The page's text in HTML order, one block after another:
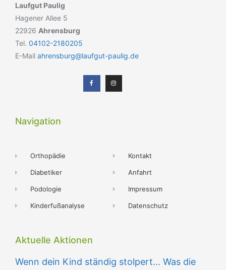
Laufgut Paulig
Hagener Allee 5
22926 Ahrensburg
Tel. 04102-2180205
E-Mail ahrensburg@laufgut-paulig.de
Navigation
Orthopädie
Diabetiker
Podologie
Kinderfußanalyse
Kontakt
Anfahrt
Impressum
Datenschutz
Aktuelle Aktionen
Wenn dein Kind ständig stolpert… Was die